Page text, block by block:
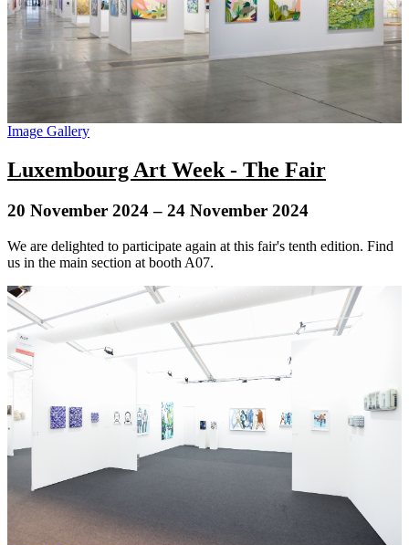
Image Gallery
Luxembourg Art Week - The Fair
20 November 2024– 24 November 2024
We are delighted to participate again at this fair's tenth edition. Find
us in the main section at booth A07.